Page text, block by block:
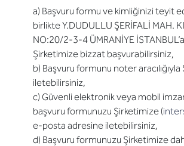
a) Başvuru formu ve kimliğinizi teyit
birlikte Y.DUDULLU ŞERİFALİ MAH.
NO:20/2-3-4 ÜMRANİYE
Şirketimize bizzat başvurabilirsiniz,
b) Başvuru formunu noter
iletebilirsiniz,
c) Güvenli elektronik veya mobil
başvuru formunuzu Şirketimize (
e-posta adresine iletebilirsiniz,
d) Başvuru formunuzu Şirketimize